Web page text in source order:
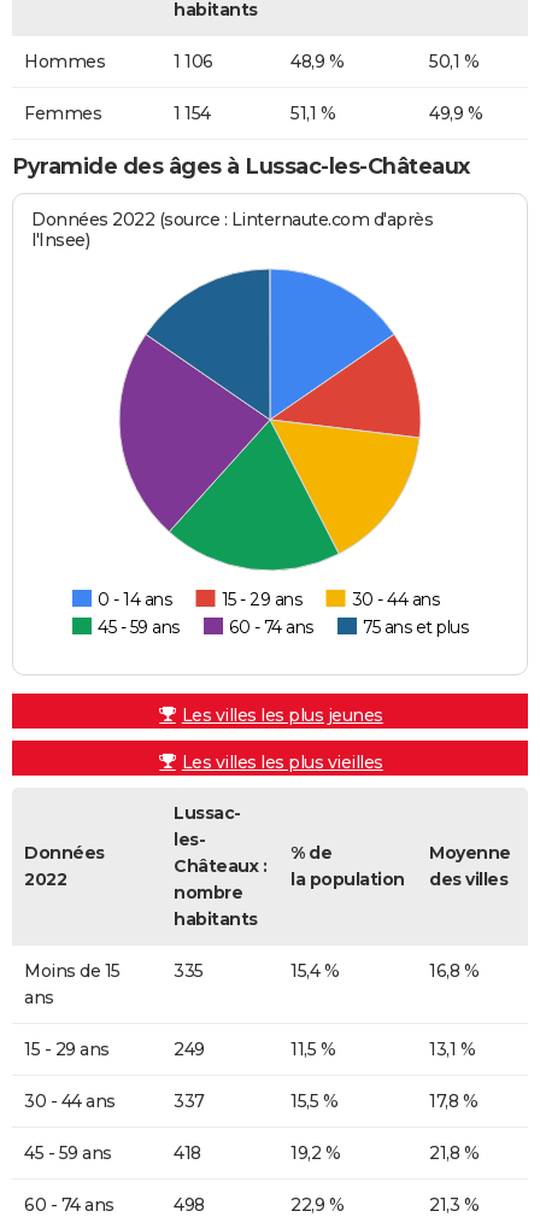
habitants
Hommes 1 106 48,9 % 50,1 %
Femmes 1 154 51,1 % 49,9 %
Pyramide des âges à Lussac-les-Châteaux
Données 2022 (source : Linternaute.com d'après
l'Insee)
0 - 14 ans 15 - 29 ans
30 - 44 ans
45 - 59 ans
60 - 74 ans 75 ans et plus
Les villes les plus jeunes
Les villes les plus vieilles
Données
2022
Lussac-
les-
Châteaux :
nombre
habitants
% de
la population
Moyenne
des villes
Moins de 15
ans
335 15,4 % 16,8 %
15 - 29 ans 249 11,5 % 13,1 %
30 - 44 ans 337 15,5 % 17,8 %
45 - 59 ans 418 19,2 % 21,8 %
60 - 74 ans 498 22,9 % 21,3 %